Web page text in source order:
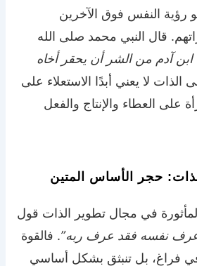
رؤية النفس فوق الآخرين
قال النبي محمد صلى الله
آدم من الشر أن يحقر أخاه
الذات لا يعني أبدًا الاستعلاء على
على العطاء والإنتاج والفعل
في مجالتطوير الذات قول
نفسه فقد عرف ربه”. فالقوة
في فراغ، بل تنبثق بشكل أساسي